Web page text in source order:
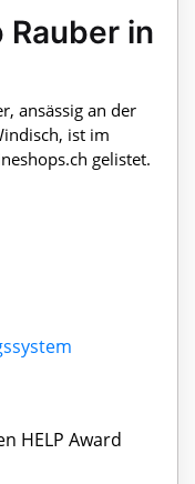
in
ansässig an der
ist im
gelistet.
HELP Award